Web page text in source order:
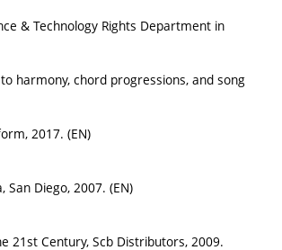
& Technology Rights Department in
harmony, chord progressions, and song
2017. (EN)
Diego, 2007. (EN)
21st Century, Scb Distributors, 2009.